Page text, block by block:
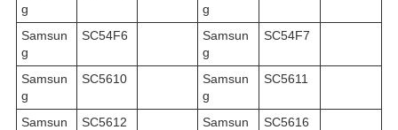
g
g
Samsun
g
SC54F6
Samsun
g
SC54F7
Samsun
g
SC5610
Samsun
g
SC5611
Samsun
SC5612
Samsun
SC5616